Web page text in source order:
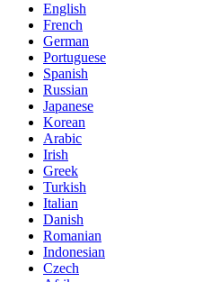
English
French
German
Portuguese
Spanish
Russian
Japanese
Korean
Arabic
Irish
Greek
Turkish
Italian
Danish
Romanian
Indonesian
Czech